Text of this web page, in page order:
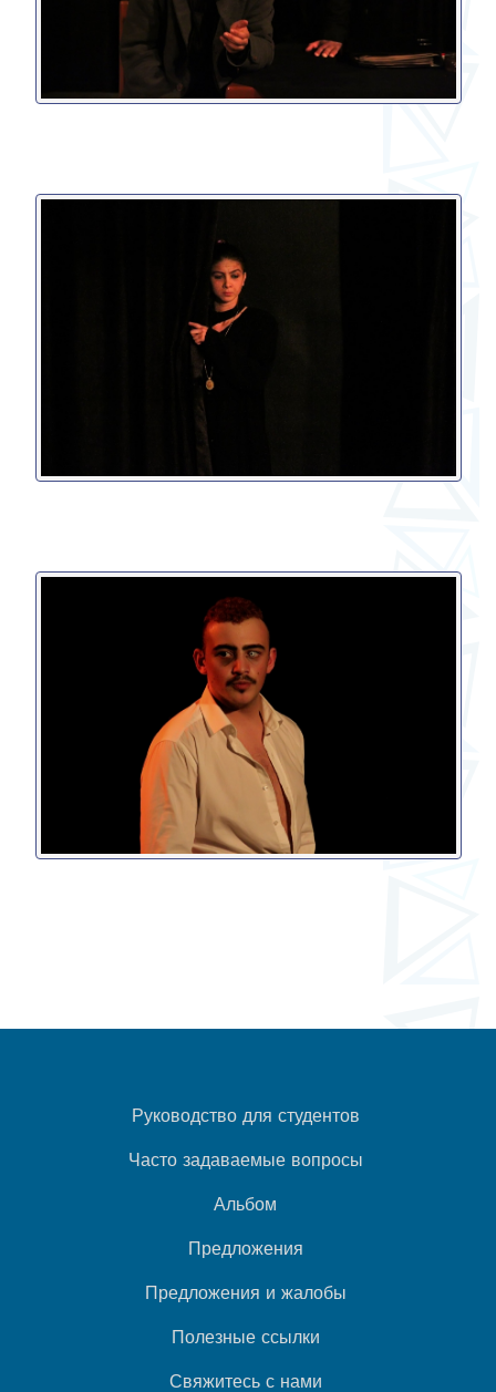
Руководство для студентов
Часто задаваемые вопросы
Альбом
Предложения
Предложения и жалобы
Полезные ссылки
Свяжитесь с нами